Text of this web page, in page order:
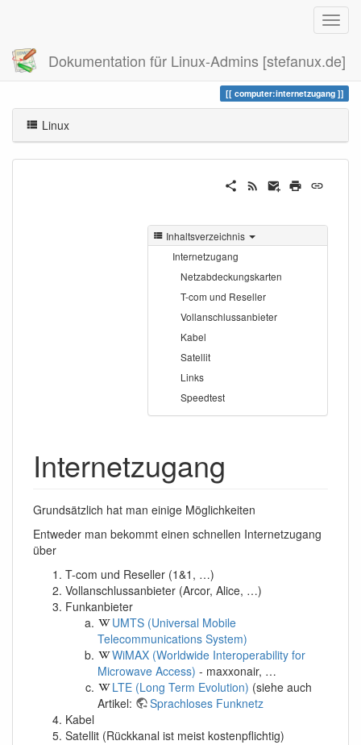
Dokumentation für Linux-Admins [stefanux.de]
Zuletzt angesehen internetzugang
computer:internetzugang
Linux
Inhaltsverzeichnis
Internetzugang
Netzabdeckungskarten
T-com und Reseller
Vollanschlussanbieter
Kabel
Satellit
Links
Speedtest
Internetzugang
Grundsätzlich hat man einige Möglichkeiten
Entweder man bekommt einen schnellen Internetzugang
über
T-com und Reseller (1&1, …)
Vollanschlussanbieter (Arcor, Alice, …)
Funkanbieter
UMTS (Universal Mobile
Telecommunications System)
WiMAX (Worldwide Interoperability for
Microwave Access) - maxxonair, …
LTE (Long Term Evolution) (siehe auch
Artikel:
Sprachloses Funknetz
Kabel
Satellit (Rückkanal ist meist kostenpflichtig)